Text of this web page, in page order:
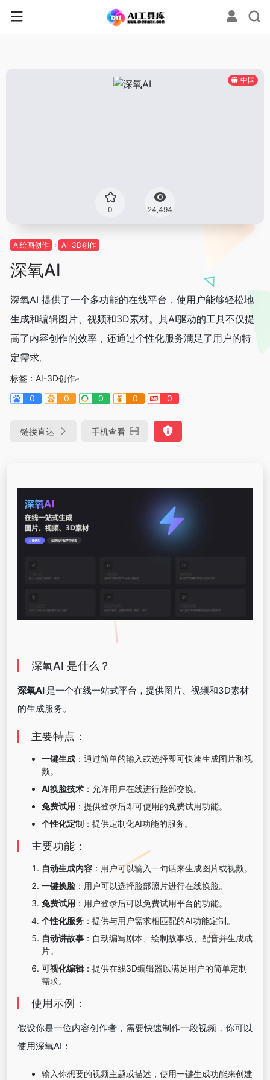
中国
0 24,494
AI绘画创作 AI-3D创作
深氧AI
深氧AI 提供了一个多功能的在线平台，使用户能够轻松地
生成和编辑图片、视频和3D素材。其AI驱动的工具不仅提
高了内容创作的效率，还通过个性化服务满足了用户的特
定需求。
标签： AI-3D创作
0
0 0 0 0
链接直达 手机查看
深氧AI 是什么？
深氧AI 是一个在线一站式平台，提供图片、视频和3D素材
的生成服务。
主要特点：
一键生成：通过简单的输入或选择即可快速生成图片和视
频。
AI换脸技术：允许用户在线进行脸部交换。
免费试用 ：提供登录后即可使用的免费试用功能。
个性化定制：提供定制化AI功能的服务。
主要功能：
自动生成内容：用户可以输入一句话来生成图片或视频。
一键换脸：用户可以选择脸部照片进行在线换脸。
免费试用 ：用户登录后可以免费试用平台的功能。
个性化服务：提供与用户需求相匹配的AI功能定制。
自动讲故事：自动编写剧本、绘制故事板、配音并生成成
片。
可视化编辑：提供在线3D编辑器以满足用户的简单定制
需求。
使用示例：
假设你是一位内容创作者，需要快速制作一段视频，你可以
使用深氧AI：
输入你想要的视频主题或描述，使用一键生成功能来创建